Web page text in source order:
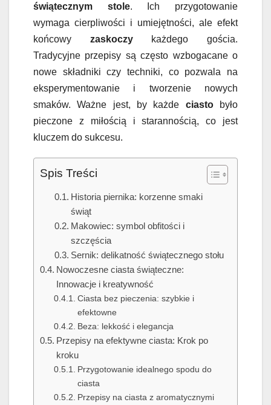
świątecznym stole. Ich przygotowanie
wymaga cierpliwości i umiejętności, ale efekt
końcowy zaskoczykażdego gościa.
Tradycyjne przepisy są często wzbogacane o
nowe składniki czy techniki, co pozwala na
eksperymentowanie i tworzenie nowych
smaków. Ważne jest, by każde ciastobyło
pieczone z miłością i starannością, co jest
kluczem do sukcesu.
Spis Treści
Historia piernika: korzenne smaki
świąt
Makowiec: symbol obfitości i
szczęścia
Sernik: delikatność świątecznego stołu
Nowoczesne ciasta świąteczne:
Innowacje i kreatywność
Ciasta bez pieczenia: szybkie i
efektowne
Beza: lekkość i elegancja
Przepisy na efektywne ciasta: Krok po
kroku
Przygotowanie idealnego spodu do
ciasta
Przepisy na ciasta z aromatycznymi